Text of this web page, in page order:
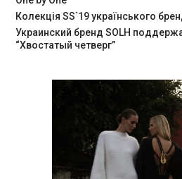
Колекція SS`19 українського
Украинский бренд SOLH
“Хвостатый четверг”